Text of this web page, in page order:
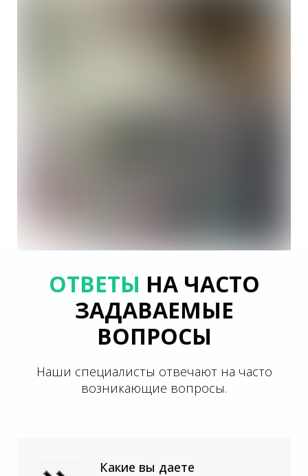
ОТВЕТЫ НА ЧАСТО
ЗАДАВАЕМЫЕ
ВОПРОСЫ
Наши специалисты отвечают на часто
возникающие вопросы.
Какие вы даете